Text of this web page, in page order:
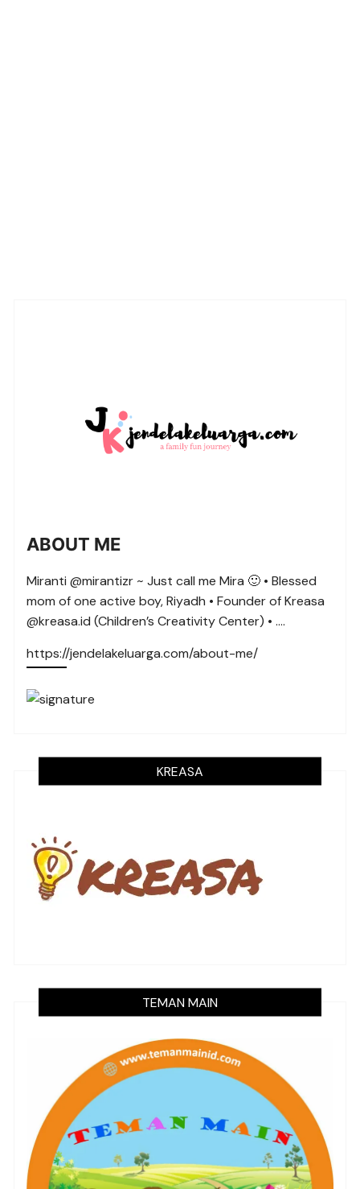
ABOUT ME
Miranti @mirantizr ~ Just call me Mira 🙂 • Blessed
mom of one active boy, Riyadh • Founder of Kreasa
@kreasa.id (Children’s Creativity Center) • ….
https://jendelakeluarga.com/about-me/
KREASA
TEMAN MAIN